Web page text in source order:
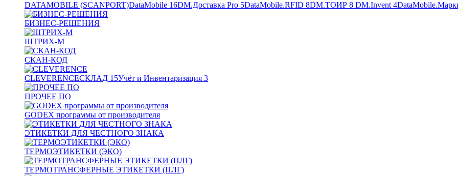
DATAMOBILE (SCANPORT)DataMobile 16DM.Доставка Pro 5DataMobile.RFID 8DM.ТОИР 8 DM.Invent 4
БИЗНЕС-РЕШЕНИЯ
ШТРИХ-М
СКАН-КОД
CLEVERENCEСКЛАД 15Учёт и Инвентаризация 3
ПРОЧЕЕ ПО
GODEX программы от производителя
ЭТИКЕТКИ ДЛЯ ЧЕСТНОГО ЗНАКА
ТЕРМОЭТИКЕТКИ (ЭКО)
ТЕРМОТРАНСФЕРНЫЕ ЭТИКЕТКИ (ПЛГ)